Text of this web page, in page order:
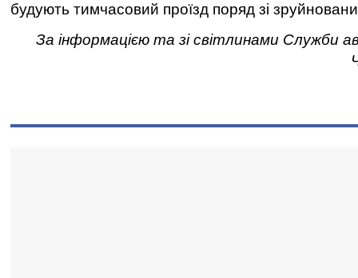
будують тимчасовий проїзд поряд зі
За інформацією та зі світлинами Служби